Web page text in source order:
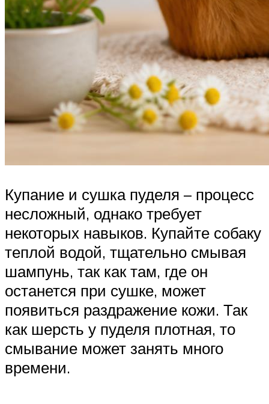
Купание и сушка пуделя – процесс
несложный, однако требует
некоторых навыков. Купайте собаку
теплой водой, тщательно смывая
шампунь, так как там, где он
останется при сушке, может
появиться раздражение кожи. Так
как шерсть у пуделя плотная, то
смывание может занять много
времени.